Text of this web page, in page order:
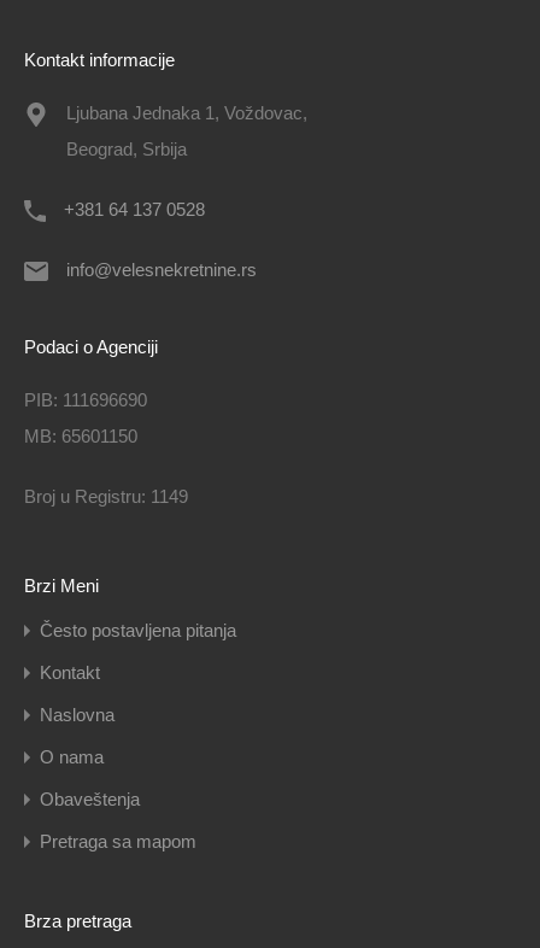
Kontakt informacije
Ljubana Jednaka 1, Voždovac,
Beograd, Srbija
+381 64 137 0528
info@velesnekretnine.rs
Podaci o Agenciji
PIB: 111696690
MB: 65601150
Broj u Registru: 1149
Brzi Meni
Često postavljena pitanja
Kontakt
Naslovna
O nama
Obaveštenja
Pretraga sa mapom
Brza pretraga